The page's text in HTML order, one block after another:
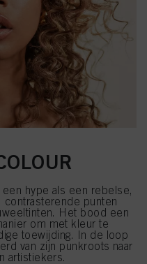
hype als een rebelse,
punten
Het bood een
om met kleur te
toewijding. In de loop
van zijn punkroots naar
artistiekers.